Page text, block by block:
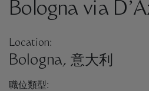
Bologna via
Location:
Bologna, 意大利
職位類型: